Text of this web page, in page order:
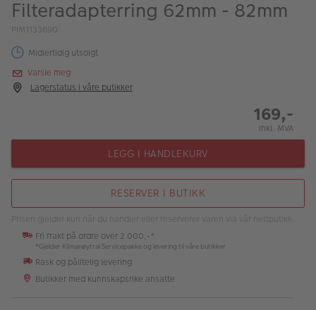
Kampanjer
Merker
Lagersalg
Inspirasjon
Butikkoversikt
Filteradapterring 62mm - 82mm
PIM1133690
Midlertidig utsolgt
Varsle meg
Lagerstatus i våre butikker
169,-
Inkl. MVA
LEGG I HANDLEKURV
RESERVER I BUTIKK
Prisen gjelder kun når du handler eller reserverer varen via vår nettbutikk.
Fri frakt på ordre over 2 000,-*
*Gjelder Klimanøytral Servicepakke og levering til våre butikker
Rask og pålitelig levering
Butikker med kunnskapsrike ansatte